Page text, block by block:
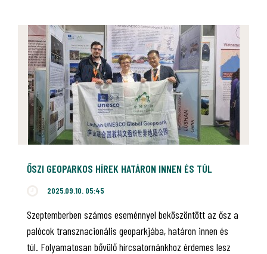
ŐSZI GEOPARKOS HÍREK HATÁRON INNEN ÉS TÚL
2025.09.10. 05:45
Szeptemberben számos eseménnyel beköszöntött az ősz a
palócok transznacionális geoparkjába, határon innen és
túl. Folyamatosan bővülő hírcsatornánkhoz érdemes lesz